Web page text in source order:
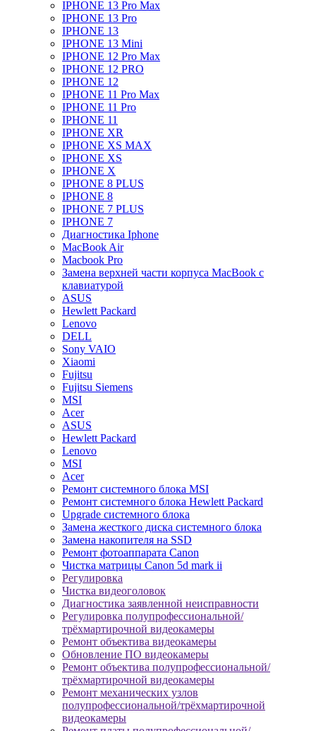
IPHONE 13 Pro Max
IPHONE 13 Pro
IPHONE 13
IPHONE 13 Mini
IPHONE 12 Pro Max
IPHONE 12 PRO
IPHONE 12
IPHONE 11 Pro Max
IPHONE 11 Pro
IPHONE 11
IPHONE XR
IPHONE XS MAX
IPHONE XS
IPHONE X
IPHONE 8 PLUS
IPHONE 8
IPHONE 7 PLUS
IPHONE 7
Диагностика Iphone
MacBook Air
Macbook Pro
Замена верхней части корпуса MacBook с
клавиатурой
ASUS
Hewlett Packard
Lenovo
DELL
Sony VAIO
Xiaomi
Fujitsu
Fujitsu Siemens
MSI
Acer
ASUS
Hewlett Packard
Lenovo
MSI
Acer
Ремонт системного блока MSI
Ремонт системного блока Hewlett Packard
Upgrade системного блока
Замена жесткого диска системного блока
Замена накопителя на SSD
Ремонт фотоаппарата Canon
Чистка матрицы Canon 5d mark ii
Регулировка
Чистка видеоголовок
Диагностика заявленной неисправности
Регулировка полупрофессиональной/
трёхмартирочной видеокамеры
Ремонт объектива видеокамеры
Обновление ПО видеокамеры
Ремонт объектива полупрофессиональной/
трёхмартирочной видеокамеры
Ремонт механических узлов
полупрофессиональной/трёхмартирочной
видеокамеры